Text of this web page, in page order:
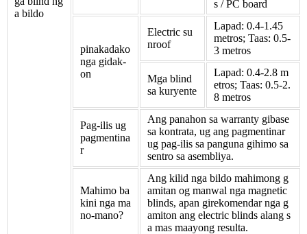
a bildo
s / PC board
pinakadako
nga gidak-
on
Electric su
nroof
Lapad: 0.4-1.45
metros; Taas: 0.5-
3 metros
Mga blind
sa kuryente
Lapad: 0.4-2.8 m
etros; Taas: 0.5-2.
8 metros
Pag-ilis ug
pagmentina
r
Ang panahon sa warranty gibase
sa kontrata, ug ang pagmentinar
ug pag-ilis sa panguna gihimo sa
sentro sa asembliya.
Mahimo ba
kini nga ma
no-mano?
Ang kilid nga bildo mahimong g
amitan og manwal nga magnetic
blinds, apan girekomendar nga g
amiton ang electric blinds alang s
a mas maayong resulta.